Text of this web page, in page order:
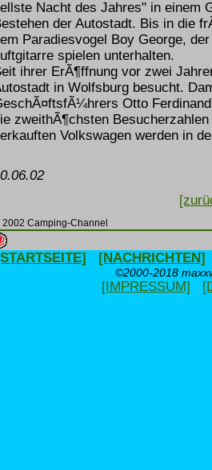
Nacht des Jahres" in einem
der Autostadt. Bis in die
Paradiesvogel Boy George,
spielen unterhalten.
ihrer ErÃ¶ffnung vor zwei
in Wolfsburg besucht.
Otto
zweithÃ¶chsten
Volkswagen werden in
Camping-Channel
[NACHRICHTEN]
©2000-2018
[IMPRESSUM]